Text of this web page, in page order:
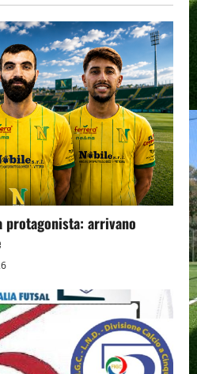
protagonista: arrivano